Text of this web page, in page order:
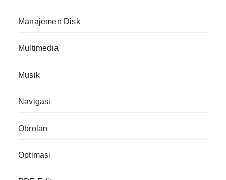
Manajemen Disk
Multimedia
Musik
Navigasi
Obrolan
Optimasi